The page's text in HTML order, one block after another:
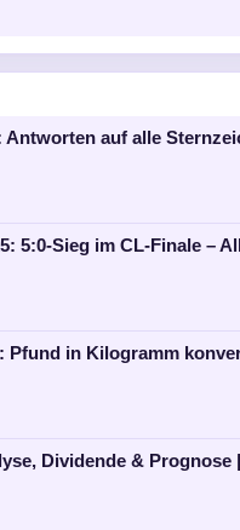
auf alle
5:0-Sieg im CL-Finale –
Pfund in Kilogramm
Dividende &